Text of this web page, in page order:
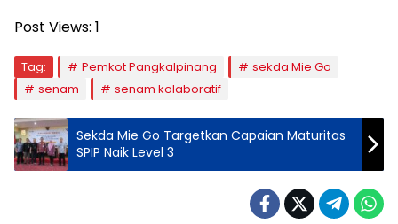
Post Views: 1
Tag: Pemkot Pangkalpinang
sekda Mie Go
senam
senam kolaboratif
Sekda Mie Go Targetkan Capaian Maturitas
SPIP Naik Level 3